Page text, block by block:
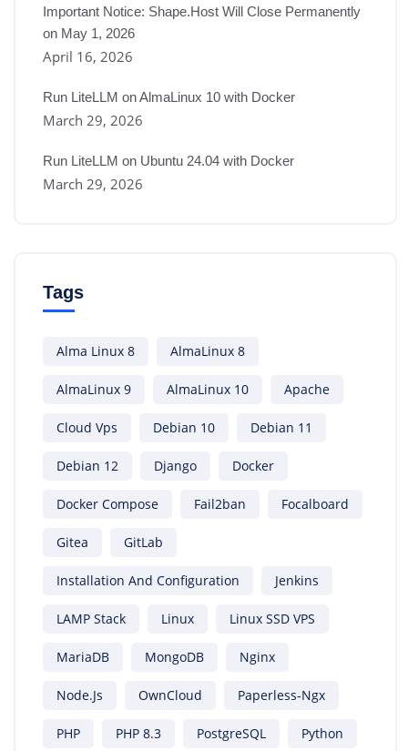
Important Notice: Shape.Host Will Close Permanently
on May 1, 2026
April 16, 2026
Run LiteLLM on AlmaLinux 10 with Docker
March 29, 2026
Run LiteLLM on Ubuntu 24.04 with Docker
March 29, 2026
Tags
Alma Linux 8 AlmaLinux 8
AlmaLinux 9 AlmaLinux 10 Apache
Cloud Vps Debian 10 Debian 11
Debian 12 Django Docker
Docker Compose Fail2ban Focalboard
Gitea GitLab
Installation And Configuration Jenkins
LAMP Stack Linux Linux SSD VPS
MariaDB MongoDB Nginx
Node.js OwnCloud Paperless-Ngx
PHP PHP 8.3 PostgreSQL Python